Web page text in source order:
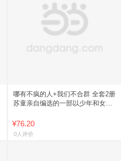
哪有不疯的人+我们不合群 全套2册
苏童亲自编选的一部以少年和女性
说集 苏童2026新书
¥76.20
0人评价